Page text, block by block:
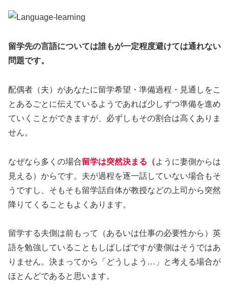
留学先の言語については誰もが一定程度避けては通れない
問題です。
配偶者（夫）があなたに留学希望・準備過程・見通しをこ
とあるごとに伝えているようであれば少しずつ準備を進め
ていくことができますが、必ずしもその割合は高くありま
せん。
なぜなら多くの場合留学は突然決まる（ように妻側からは
見える）からです。夫が過程を逐一話していない場合もそ
うですし、そもそも留学話自体が教授などの上司から突然
降りてくることもよくあります。
留学する夫側は前もって（あるいは仕事の必要性から）英
語を勉強していることもしばしばですが妻側はそうではあ
りません。決まってから「どうしよう…」と考える場合が
ほとんどであると思います。